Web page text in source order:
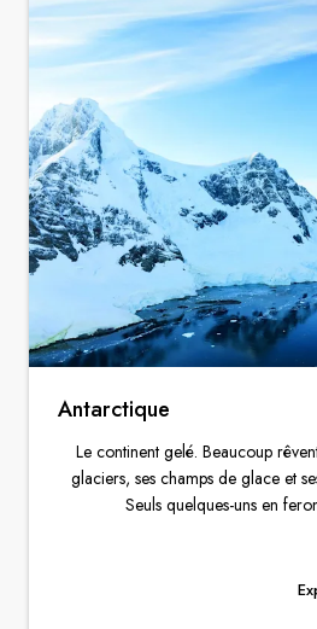
Antarctique
Le continent gelé. Beaucoup
glaciers, ses champs de glace et
Seuls quelques-uns en